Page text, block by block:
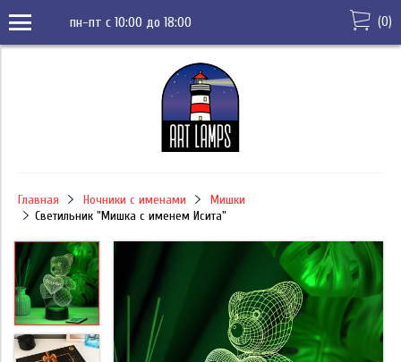
пн-пт с 10:00 до 18:00 (0)
Главная Ночники с именами
Мишки
Светильник "Мишка с именем Исита"